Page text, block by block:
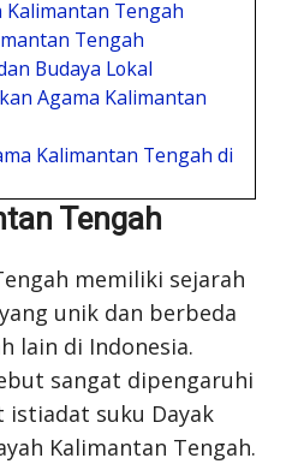
Kalimantan Tengah
Tengah
Budaya Lokal
Agama Kalimantan
Kalimantan Tengah di
Tengah
memiliki sejarah
unik dan berbeda
lain di Indonesia.
sangat dipengaruhi
suku Dayak
Kalimantan Tengah.